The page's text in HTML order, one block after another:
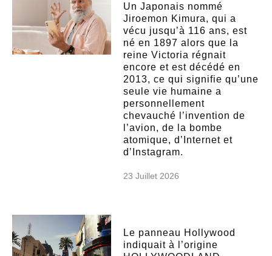
Un Japonais nommé
Jiroemon Kimura, qui a
vécu jusqu’à 116 ans, est
né en 1897 alors que la
reine Victoria régnait
encore et est décédé en
2013, ce qui signifie qu’une
seule vie humaine a
personnellement
chevauché l’invention de
l’avion, de la bombe
atomique, d’Internet et
d’Instagram.
23 Juillet 2026
Le panneau Hollywood
indiquait à l’origine